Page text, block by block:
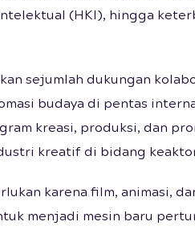
(HKI), hingga
sejumlah dukungan
budaya di pentas
kreasi, produksi, dan
kreatif di bidang
karena film, animasi,
menjadi mesin baru